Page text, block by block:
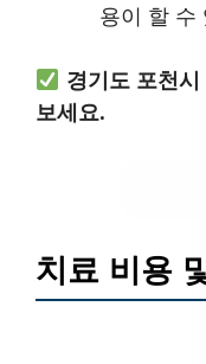
용이 할 수
경기도 포천
보세요.
치료 비용